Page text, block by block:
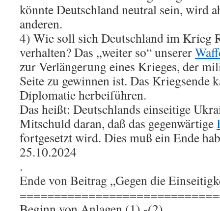
könnte Deutschland neutral sein, wird
anderen.
4) Wie soll sich Deutschland im Krieg
verhalten? Das „weiter so“ unserer
zur Verlängerung eines Krieges, der
Seite zu gewinnen ist. Das Kriegsende
Diplomatie herbeiführen.
Das heißt: Deutschlands einseitige
Mitschuld daran, daß das gegenwärtige
fortgesetzt wird. Dies muß ein Ende
25.10.2024
.
Ende von Beitrag „Gegen die